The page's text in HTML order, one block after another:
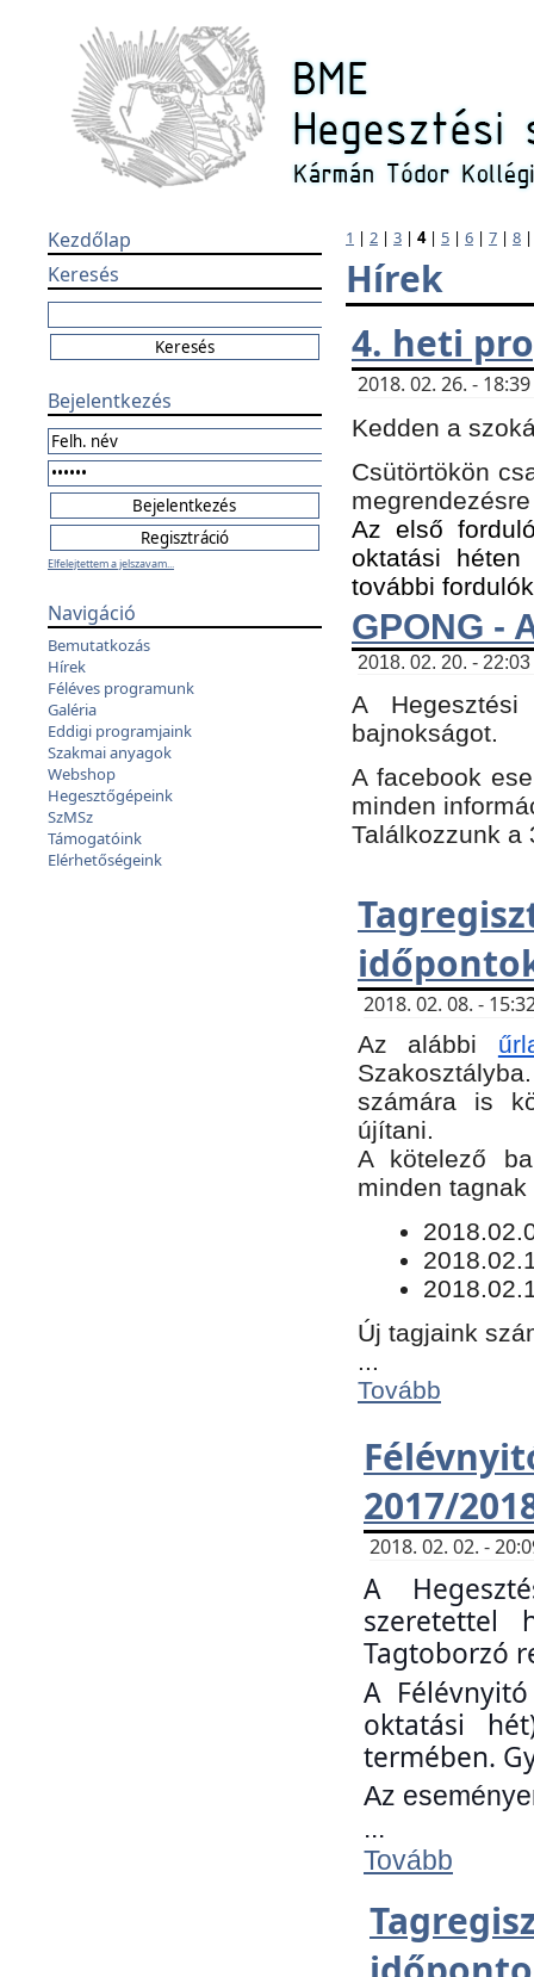
Kezdőlap
Keresés
Bejelentkezés
Elfelejtettem a jelszavam...
Navigáció
Bemutatkozás
Hírek
Féléves programunk
Galéria
Eddigi programjaink
Szakmai anyagok
Webshop
Hegesztőgépeink
SzMSz
Támogatóink
Elérhetőségeink
1 | 2 | 3 | 4| 5 | 6 | 7 | 8
Hírek
4. heti
2018. 02. 26. -
Kedden a
Csütörtökön
Az első
oktatási
további
GPONG -
2018. 02. 20. -
A
bajnokságot.
A facebook
minden
Találkozzunk a
2018. 02. 08. -
Az alábbi
számára is
újítani.
​A kötelező
minden
Új tagjaink
Tovább
2017/
2018. 02. 02. -
A
szeretettel
Tagtoborzó
A
oktatási
termében.
Az
...
Tovább